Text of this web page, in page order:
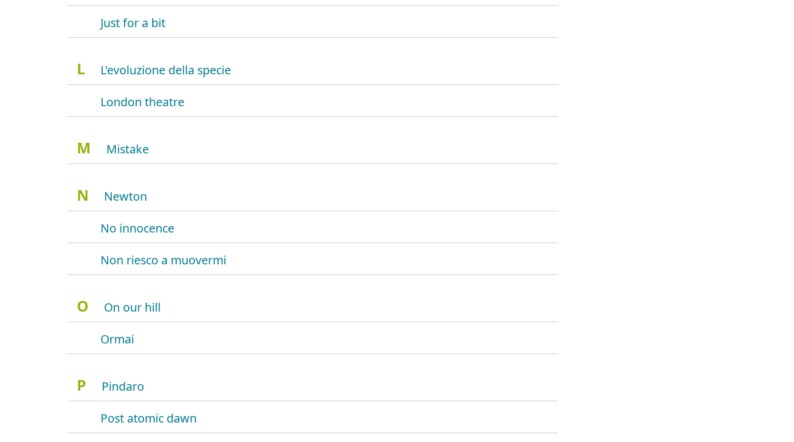
Just for a bit
L
L'evoluzione della specie
London theatre
M Mistake
N
Newton
No innocence
Non riesco a muovermi
O
On our hill
Ormai
P
Pindaro
Post atomic dawn